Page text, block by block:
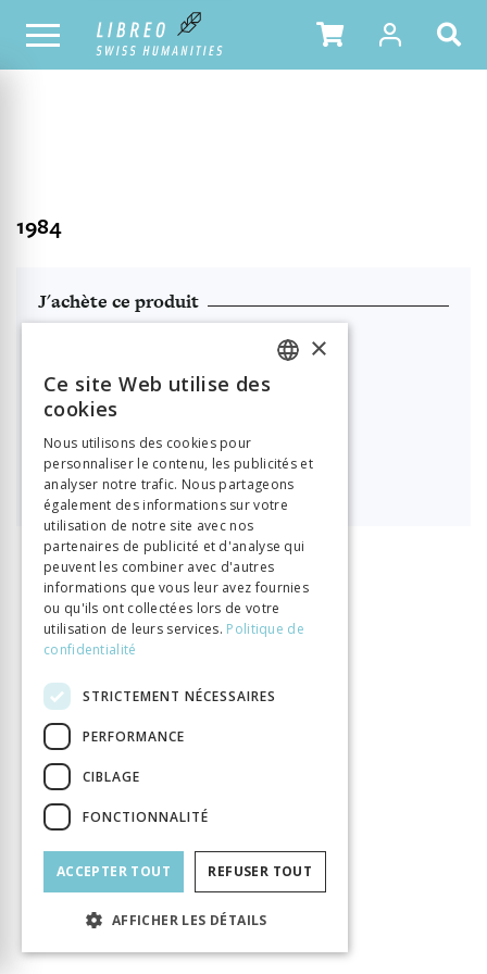
NOTRE CATALOGUE TABLE DES MATIÈRES
1984
J'achète ce produit
Format HTML (lecture en ligne)
21.00 
PDF à télécharger
21.00 
INFORMATION
Auteur Porret Michel Rosset François
Éditeur
Georg
Langue
Français
Nombre de pages
Parution
Thème
Format
140x225
ITALIAN
×
Ce site Web utilise des
cookies
Nous utilisons des cookies pour
personnaliser le contenu, les publicités et
analyser notre trafic. Nous partageons
également des informations sur votre
utilisation de notre site avec nos
partenaires de publicité et d'analyse qui
peuvent les combiner avec d'autres
informations que vous leur avez fournies
ou qu'ils ont collectées lors de votre
utilisation de leurs services. Politique de
confidentialité
STRICTEMENT NÉCESSAIRES
PERFORMANCE
CIBLAGE
FONCTIONNALITÉ
ACCEPTER TOUT REFUSER TOUT
AFFICHER LES DÉTAILS